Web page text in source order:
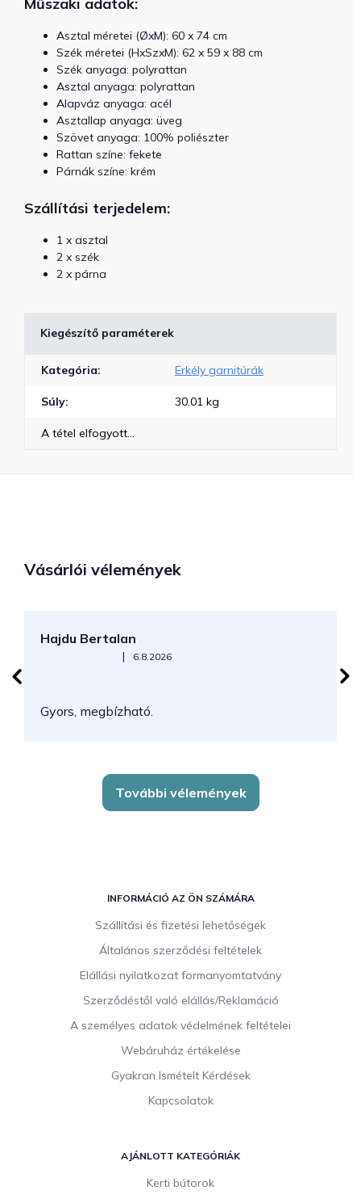
Asztal méretei (ØxM): 60 x 74 cm
Szék méretei (HxSzxM): 62 x 59 x 88 cm
Szék anyaga: polyrattan
Asztal anyaga: polyrattan
Alapváz anyaga: acél
Asztallap anyaga: üveg
Szövet anyaga: 100% poliészter
Rattan színe: fekete
Párnák színe: krém
Szállítási terjedelem:
1 x asztal
2 x szék
2 x párna
Kiegészítő paraméterek
Kategória: Erkély garnitúrák
Súly: 30.01 kg
A tétel elfogyott…
Vásárlói vélemények
Hajdu Bertalan
Az áruház értékelése 5-ből 5 csillag.
| 6.8.2026
Gyors, megbízható.
További vélemények
INFORMÁCIÓ AZ ÖN SZÁMÁRA
Szállítási és fizetési lehetőségek
Általános szerződési feltételek
Elállási nyilatkozat formanyomtatvány
Szerződéstől való elállás/Reklamáció
A személyes adatok védelmének feltételei
Webáruház értékelése
Gyakran Ismételt Kérdések
Kapcsolatok
AJÁNLOTT KATEGÓRIÁK
Kerti bútorok